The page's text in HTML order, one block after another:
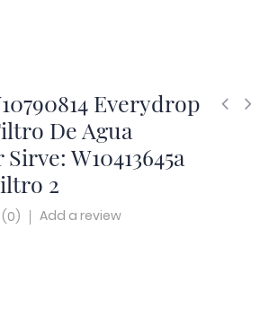
Everydrop
De Agua
W10413645a
2
0) Add a review